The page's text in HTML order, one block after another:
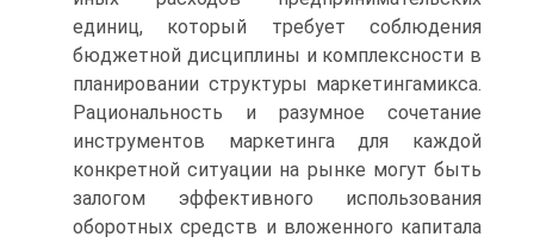
единиц, который требует соблюдения
бюджетной дисциплины и комплексности в
планировании структуры маркетингамикса.
Рациональность и разумное сочетание
инструментов маркетинга для каждой
конкретной ситуации на рынке могут быть
залогом эффективного использования
оборотных средств и вложенного капитала